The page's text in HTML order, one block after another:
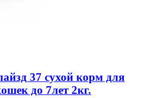
37 сухой корм для
до 7лет 2кг.